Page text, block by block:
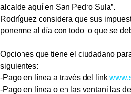
alcalde aquí en San Pedro Sula”.
Rodríguez considera que sus
ponerme al día con todo lo que se
Opciones que tiene el ciudadano
siguientes:
-Pago en línea a través del link
-Pago en línea o en las ventanillas